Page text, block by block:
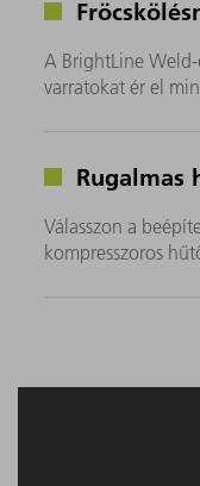
A BrightLine
varratokat ér el
Rugalmas
Válasszon a
kompresszoros